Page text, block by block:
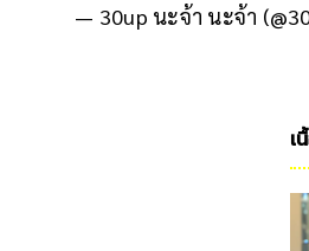
— 30up นะจ้า นะจ้า
เ